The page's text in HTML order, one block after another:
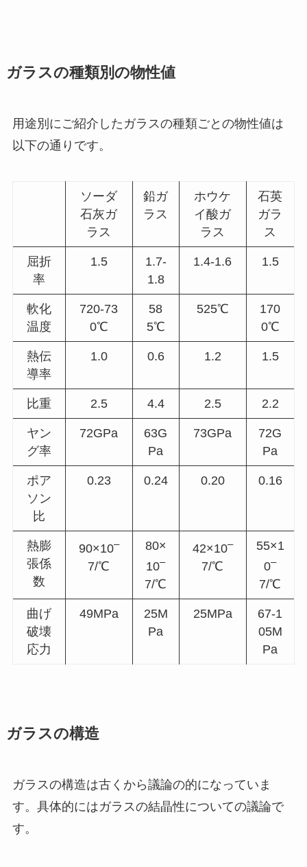
ガラスの種類別の物性値
用途別にご紹介したガラスの種類ごとの物性値は
以下の通りです。
ソーダ
石灰ガ
ラス
鉛ガ
ラス
ホウケ
イ酸ガ
ラス
石英
ガラ
ス
屈折
率
1.5
1.7-
1.8
1.4-1.6 1.5
軟化
温度
720-73
0℃
58
5℃
525℃
170
0℃
熱伝
導率
1.0 0.6 1.2 1.5
比重 2.5 4.4 2.5 2.2
ヤン
グ率
72GPa
63G
Pa
73GPa
72G
Pa
ポア
ソン
比
0.23 0.24 0.20 0.16
熱膨
張係
数
90×10–
7/℃
80×
10–
7/℃
42×10–
7/℃
55×1
0–
7/℃
曲げ
破壊
応力
49MPa
25M
Pa
25MPa
67-1
05M
Pa
ガラスの構造
ガラスの構造は古くから議論の的になっていま
す。具体的にはガラスの結晶性についての議論で
す。